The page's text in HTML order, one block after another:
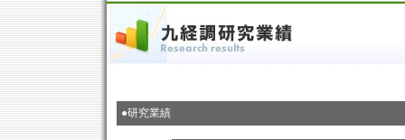
●研究業績